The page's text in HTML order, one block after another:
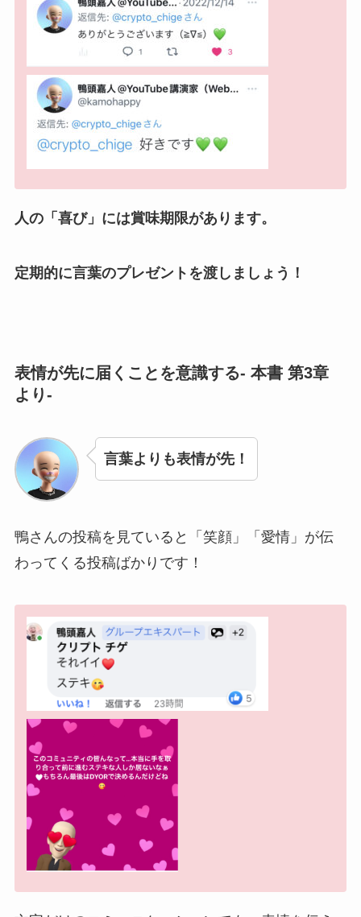
人の「喜び」には賞味期限があります。
定期的に言葉のプレゼントを渡しましょう！
表情が先に届くことを意識する- 本書 第3章
より-
言葉よりも表情が先！
鴨さんの投稿を見ていると「笑顔」「愛情」が伝
わってくる投稿ばかりです！